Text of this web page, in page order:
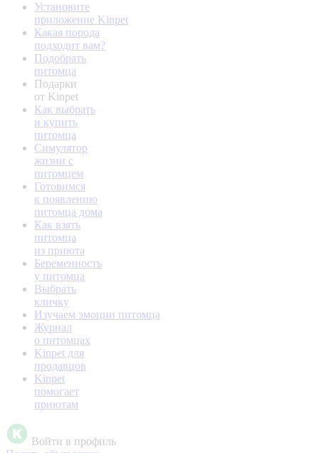
Установите
приложение Kinpet
Какая порода
подходит вам?
Подобрать
питомца
Подарки
от Kinpet
Как выбрать
и купить
питомца
Симулятор
жизни с
питомцем
Готовимся
к появлению
питомца дома
Как взять
питомца
из приюта
Беременность
у питомца
Выбрать
кличку
Изучаем эмоции питомца
Журнал
о питомцах
Kinpet для
продавцов
Kinpet
помогает
приютам
Войти в профиль